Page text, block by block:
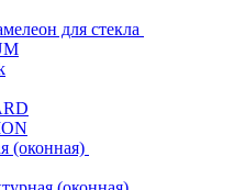
для стекла
(оконная)